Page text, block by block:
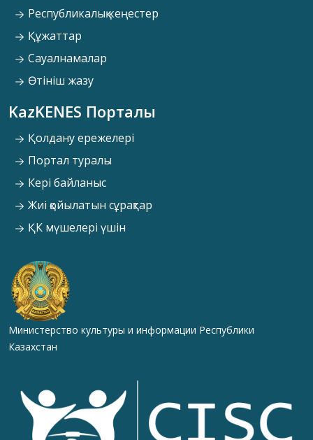
Республикалық кеңестер
Құжаттар
Сауалнамалар
Өтініш жазу
KazKENES Порталы
Қолдану ережелері
Портал туралы
Кері байланыс
Жиі қойылатын сұрақтар
ҚК мүшелері үшін
Министерство культуры и информации Республики
Казахстан